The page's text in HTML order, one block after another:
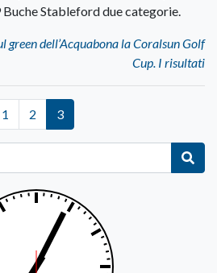
Stableford due categorie.
green dell’Acquabona la Coralsun Golf
Cup. I risultati
1 2 3